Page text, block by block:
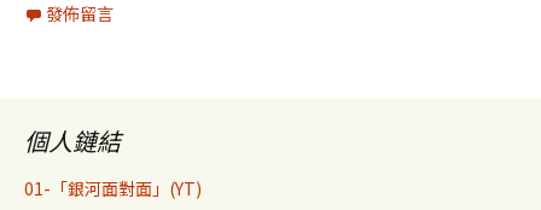
發佈留言
個人鏈結
01-「銀河面對面」(YT)